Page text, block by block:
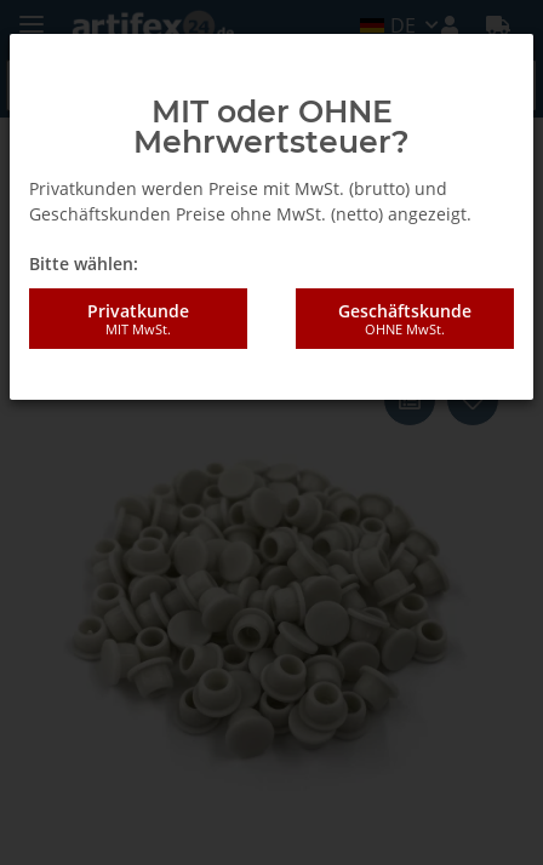
DE
Zurück zur Liste Abdeckkappen 90°
Lamello Clamex Abdeckkappe,
100 Stück, RAL 9002 grauweiss
MIT oder OHNE
Mehrwertsteuer?
Privatkunden werden Preise mit MwSt. (brutto) und
Geschäftskunden Preise ohne MwSt. (netto) angezeigt.
Bitte wählen:
Privatkunde
MIT MwSt.
Geschäftskunde
OHNE MwSt.